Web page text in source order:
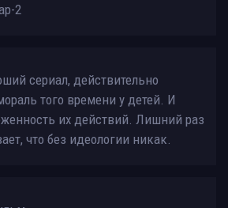
2
сериал, действительно
того времени у детей. И
их действий. Лишний раз
что без идеологии никак.